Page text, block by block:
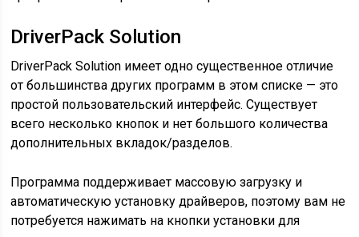
DriverPack Solution
DriverPack Solution имеет одно существенное отличие
от большинства других программ в этом списке — это
простой пользовательский интерфейс. Существует
всего несколько кнопок и нет большого количества
дополнительных вкладок/разделов.
Программа поддерживает массовую загрузку и
автоматическую установку драйверов, поэтому вам не
потребуется нажимать на кнопки установки для